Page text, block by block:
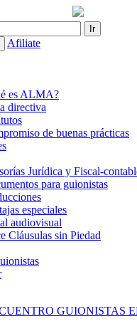
Afiliate
es ALMA?
directiva
de buenas prácticas
Jurídica y Fiscal-
para guionistas
especiales
audiovisual
Cláusulas sin Piedad
GUIONISTAS